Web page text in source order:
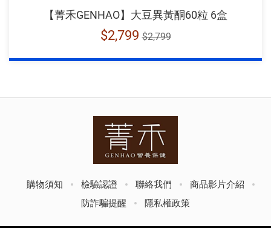
【菁禾GENHAO】大豆異黃酮60粒 6盒
$2,799 $2,799
回
到
首
頁
購物須知 檢驗認證 聯絡我們
商品影片介紹
防詐騙提醒
隱私權政策